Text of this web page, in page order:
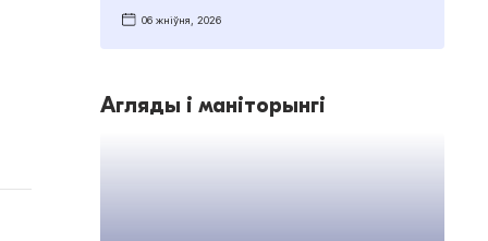
06 жніўня, 2026
Агляды і маніторынгі